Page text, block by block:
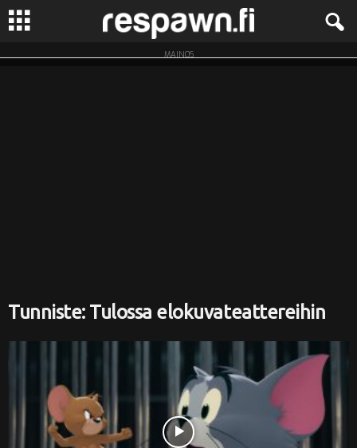
R
MAINOS
Tunniste: Tulossa elokuvateattereihin